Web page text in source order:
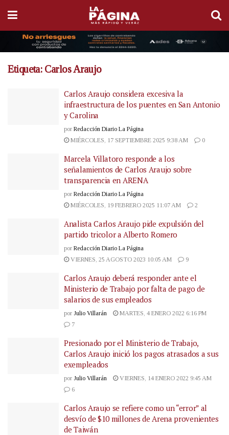
Etiqueta: Carlos Araujo
Carlos Araujo considera excesiva la
infraestructura de los puentes en San Antonio
y Carolina
por Redacción Diario La Página
MIÉRCOLES, 17 SEPTIEMBRE 2025 9:38 AM
0
Marcela Villatoro responde a los
señalamientos de Carlos Araujo sobre
transparencia en ARENA
por Redacción Diario La Página
MIÉRCOLES, 19 FEBRERO 2025 11:07 AM
2
Analista Carlos Araujo pide expulsión del
partido tricolor a Alberto Romero
por Redacción Diario La Página
VIERNES, 25 AGOSTO 2023 10:05 AM
9
Carlos Araujo deberá responder ante el
Ministerio de Trabajo por falta de pago de
salarios de sus empleados
por Julio Villarán
MARTES, 4 ENERO 2022 6:16 PM
7
Presionado por el Ministerio de Trabajo,
Carlos Araujo inició los pagos atrasados a sus
exempleados
por Julio Villarán
VIERNES, 14 ENERO 2022 9:45 AM
6
Carlos Araujo se refiere como un “error” al
desvío de $10 millones de Arena provenientes
de Taiwán